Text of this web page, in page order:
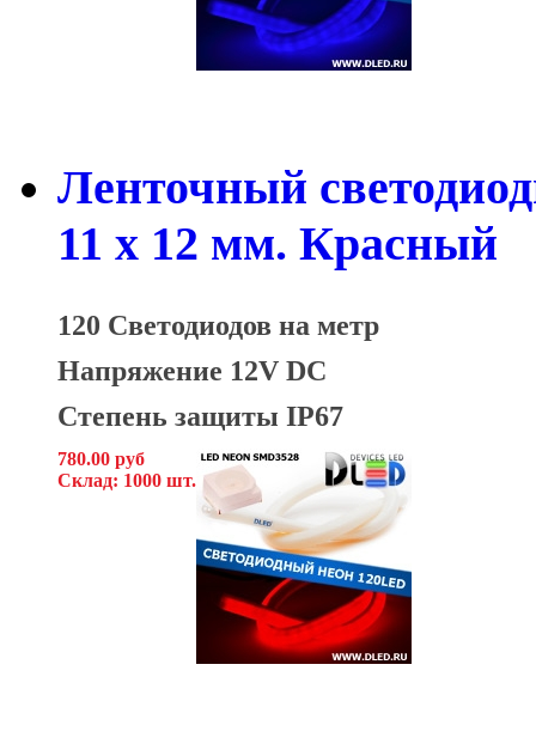
Ленточный
11 x 12 мм. Красный
120 Светодиодов на метр
Напряжение 12V DC
Степень защиты IP67
780.00 руб
Склад: 1000 шт.